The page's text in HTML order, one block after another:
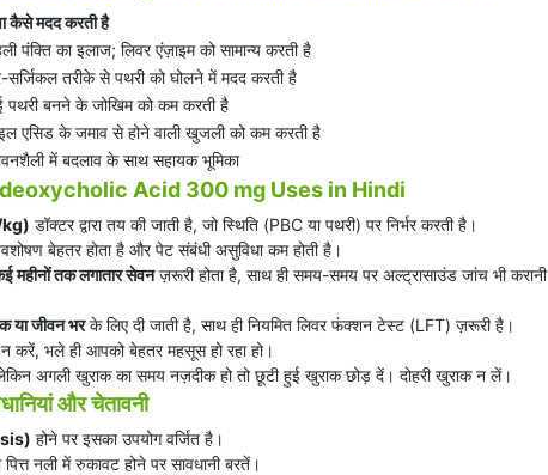
कैसे मदद करती है
पंक्ति का इलाज; लिवर एंज़ाइम को सामान्य करती है
सर्जिकल तरीके से पथरी को घोलने में मदद करती है
पथरी बनने के जोखिम को कम करती है
एसिड के जमाव से होने वाली खुजली को कम करती है
में बदलाव के साथ सहायक भूमिका
Acid 300 mg Uses in Hindi
kg) डॉक्टर द्वारा तय की जाती है, जो स्थिति (PBC या पथरी) पर निर्भर करती है।
बेहतर होता है और पेट संबंधी असुविधा कम होती है।
महीनों तक लगातार सेवनज़रूरी होता है, साथ ही समय-समय पर अल्ट्रासाउंड जांच भी करानी
या जीवन भरके लिए दी जाती है, साथ ही नियमित लिवर फंक्शन टेस्ट (LFT) ज़रूरी है।
करें, भले ही आपको बेहतर महसूस हो रहा हो।
अगली खुराक का समय नज़दीक हो तो छूटी हुई खुराक छोड़ दें। दोहरी खुराक न लें।
और चेतावनी
होने पर इसका उपयोग वर्जित है।
नली में रुकावट होने पर सावधानी बरतें।